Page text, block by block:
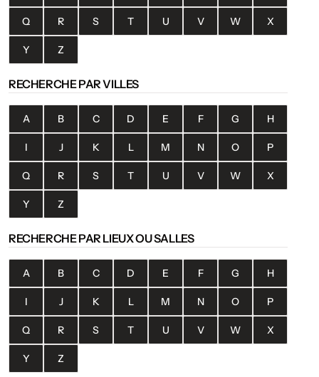
Q R S T U V W X
Y Z
RECHERCHE PAR VILLES
A B C D E F G H
I J K L M N O P
Q R S T U V W X
Y Z
RECHERCHE PAR LIEUX OU SALLES
A B C D E F G H
I J K L M N O P
Q R S T U V W X
Y Z